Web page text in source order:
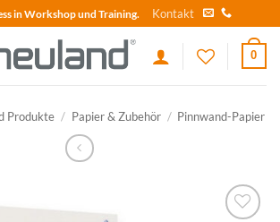
in Workshop und Training. Kontakt
0
Produkte / Papier & Zubehör / Pinnwand-Papier